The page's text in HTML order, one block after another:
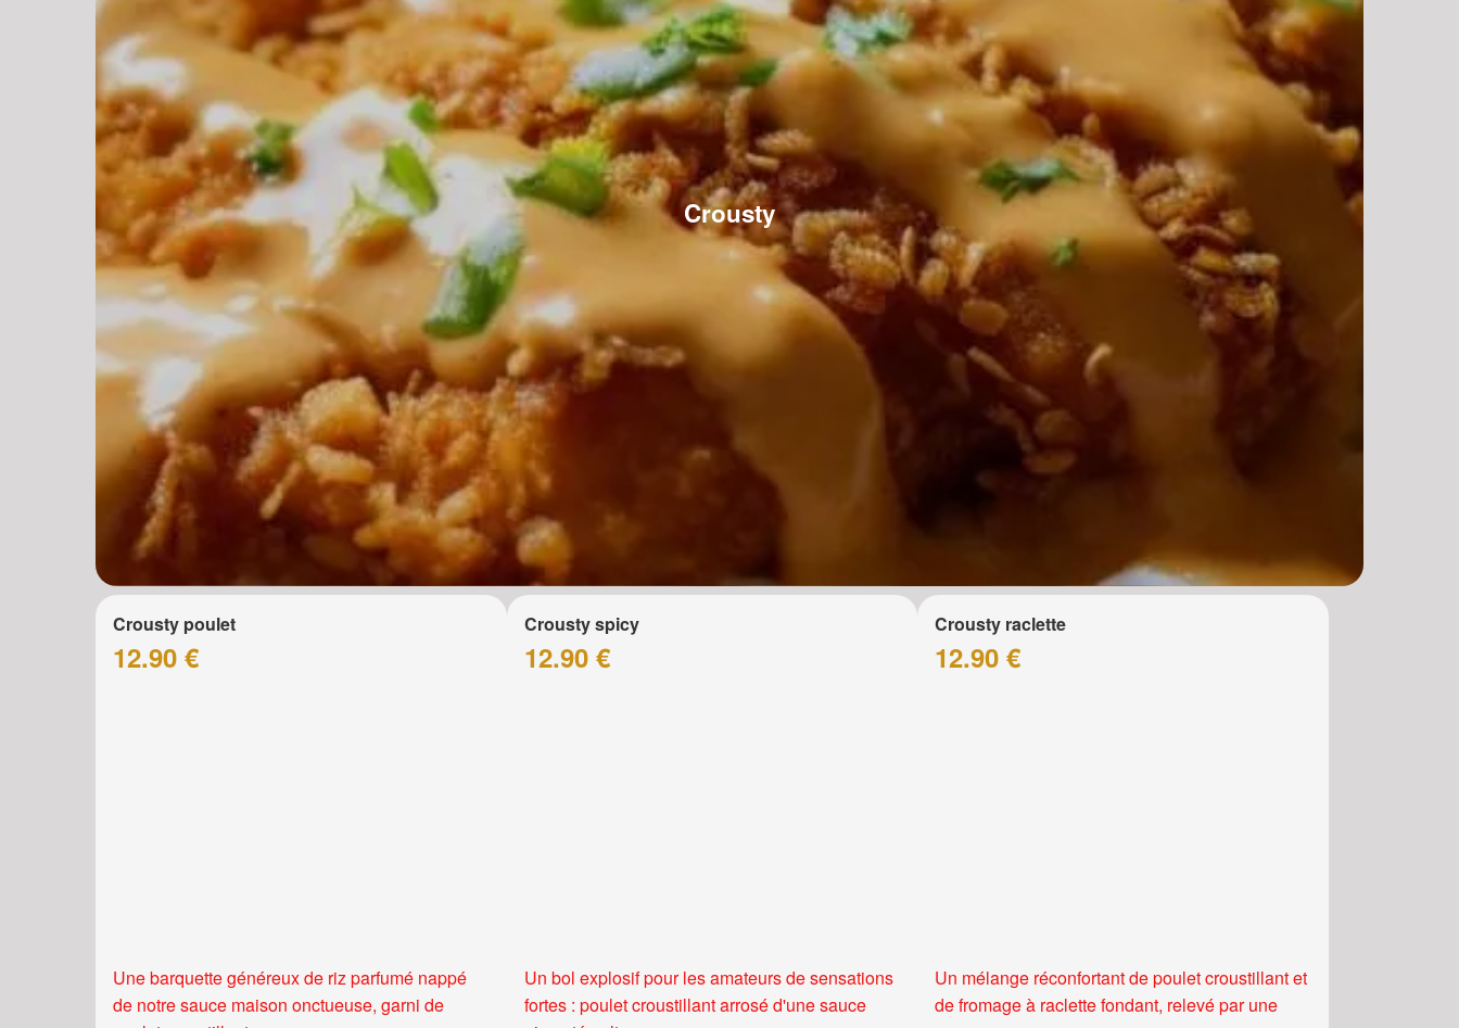
Crousty
Crousty poulet
12.90 €
Une barquette généreux de riz parfumé nappé
de notre sauce maison onctueuse, garni de
Crousty spicy
12.90 €
Un bol explosif pour les amateurs de sensations
fortes : poulet croustillant arrosé d'une sauce
Crousty raclette
12.90 €
Un mélange réconfortant de poulet croustillant et
de fromage à raclette fondant, relevé par une